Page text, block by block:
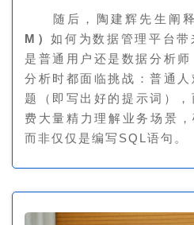
随后，陶建辉先生阐
M）如何为数据管理平台
是普通用户还是数据分析
分析时都面临挑战：普通
题（即写出好的提示词）
费大量精力理解业务场景，
而非仅仅是编写SQL语句。